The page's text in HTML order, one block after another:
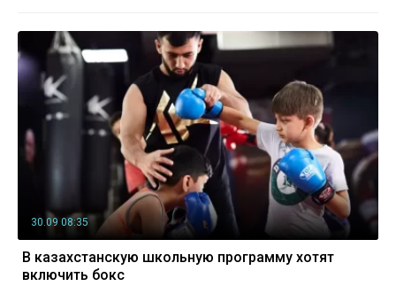
30.09 08:35
В казахстанскую школьную программу хотят
включить бокс